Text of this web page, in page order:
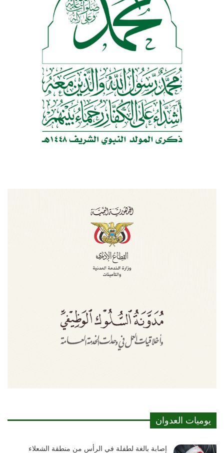
يوميات العدوان
إصابة بالغة لطفلة في الرأس من منطقة الشعلاء